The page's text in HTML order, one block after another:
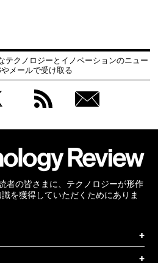
テクノロジーとイノベーションのニュー
やメールで受け取る
者の皆さまに、テクノロジーが形作
を獲得していただくためにありま
+
+